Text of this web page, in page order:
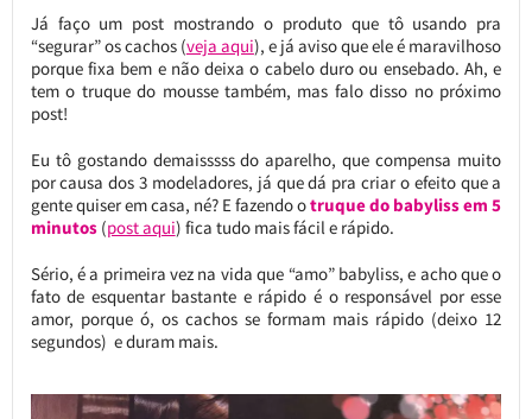
Já faço um post mostrando o produto que tô usando pra
“segurar” os cachos (veja aqui), e já aviso que ele é maravilhoso
porque fixa bem e não deixa o cabelo duro ou ensebado. Ah, e
tem o truque do mousse também, mas falo disso no próximo
post!
Eu tô gostando demaisssss do aparelho, que compensa muito
por causa dos 3 modeladores, já que dá pra criar o efeito que a
gente quiser em casa, né? E fazendo otruque do babyliss em 5
minutos(post aqui) fica tudo mais fácil e rápido.
Sério, é a primeira vez na vida que “amo” babyliss, e acho que o
fato de esquentar bastante e rápido é o responsável por esse
amor, porque ó, os cachos se formam mais rápido (deixo 12
segundos) e duram mais.